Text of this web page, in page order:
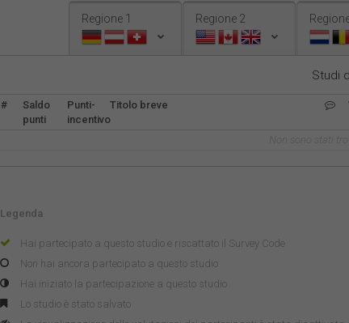
Regione 1 Regione 2
Studi
#
Saldo
punti
Punti-
incentivo
Titolo breve
Legenda
Hai partecipato a questo studio e riscattato il Survey Code
Non hai ancora partecipato a questo studio
Hai iniziato la partecipazione a questo studio
Lo studio è stato salvato